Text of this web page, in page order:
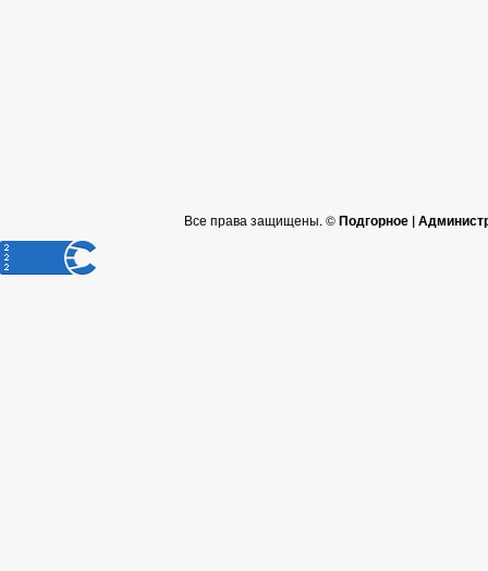
Все права защищены. ©Подгорное |